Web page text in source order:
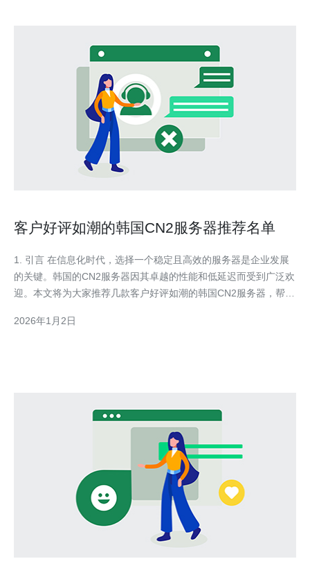
客户好评如潮的韩国CN2服务器推荐名单
1. 引言 在信息化时代，选择一个稳定且高效的服务器是企业发展
的关键。韩国的CN2服务器因其卓越的性能和低延迟而受到广泛欢
迎。本文将为大家推荐几款客户好评如潮的韩国CN2服务器，帮助
具备多项显著优势，主要包括： 低延迟：CN2网络的优化使得数
2026年1月2日